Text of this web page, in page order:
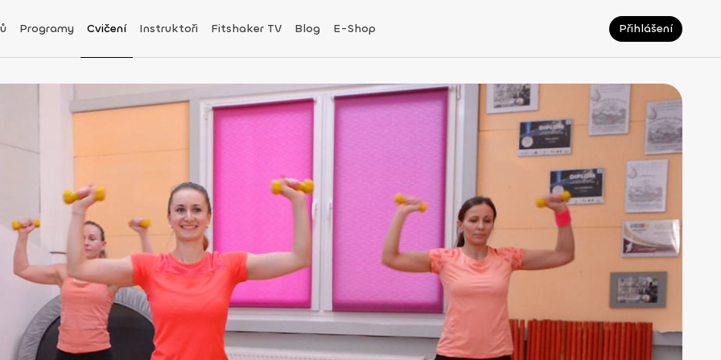
Programy Cvičení Instruktoři Fitshaker TV Blog E-Shop Přihlášení